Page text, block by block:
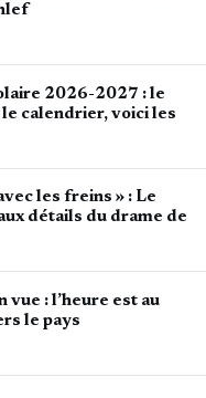
2026-2027 : le
calendrier, voici les
les freins » : Le
détails du drame de
vue : l’heure est au
le pays